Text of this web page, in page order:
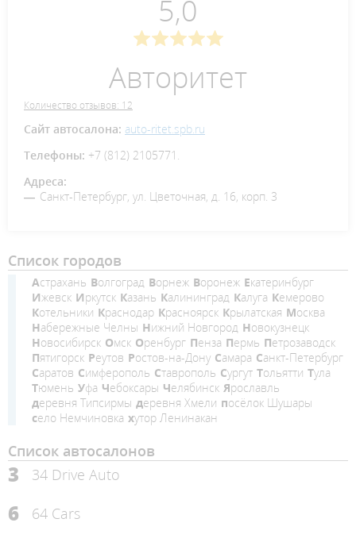
5,0
Авторитет
Количество отзывов: 12
Сайт автосалона: auto-ritet.spb.ru
Телефоны: +7 (812) 2105771.
Адреса:
Санкт-Петербург, ул. Цветочная, д. 16, корп. 3
Список городов
Астрахань Волгоград Ворнеж Воронеж
Екатеринбург
Ижевск
Иркутск Казань Калининград Калуга
Кемерово
Котельники
Краснодар Красноярск Крылатская
Москва
Набережные Челны
Нижний Новгород
Новокузнецк
Новосибирск
Омск Оренбург Пенза Пермь
Петрозаводск
Пятигорск
Реутов Ростов-на-Дону Самара
Санкт-Петербург
Саратов
Симферополь Ставрополь Сургут Тольятти
Тула
Тюмень
Уфа Чебоксары Челябинск
Ярославль
деревня Типсирмы
деревня Хмели
посёлок Шушары
село Немчиновка
хутор Ленинакан
Список автосалонов
3 34 Drive Auto
6 64 Cars